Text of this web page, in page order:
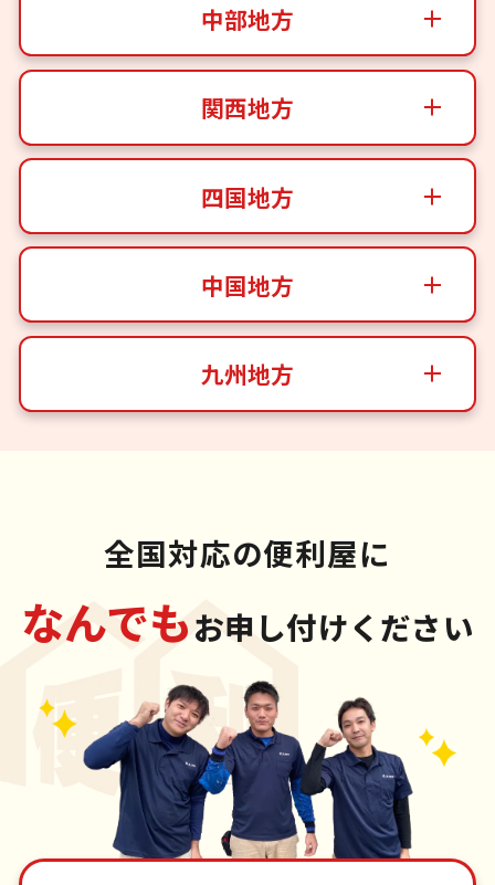
中部地方
関西地方
四国地方
中国地方
九州地方
全国対応の便利屋に
なんでもお申し付けください